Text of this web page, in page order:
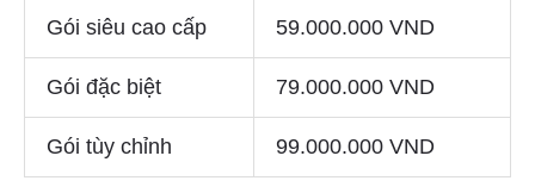
Gói siêu cao cấp 59.000.000 VND
Gói đặc biệt 79.000.000 VND
Gói tùy chỉnh 99.000.000 VND